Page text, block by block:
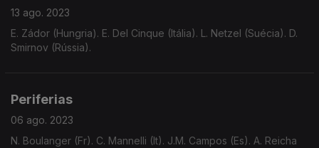
13 ago. 2023
E. Zádor (Hungria). E. Del Cinque (Itália). L. Netzel (Suécia). D.
Smirnov (Rússia).
Periferias
06 ago. 2023
N. Boulanger (Fr). C. Mannelli (It). J.M. Campos (Es). A. Reicha